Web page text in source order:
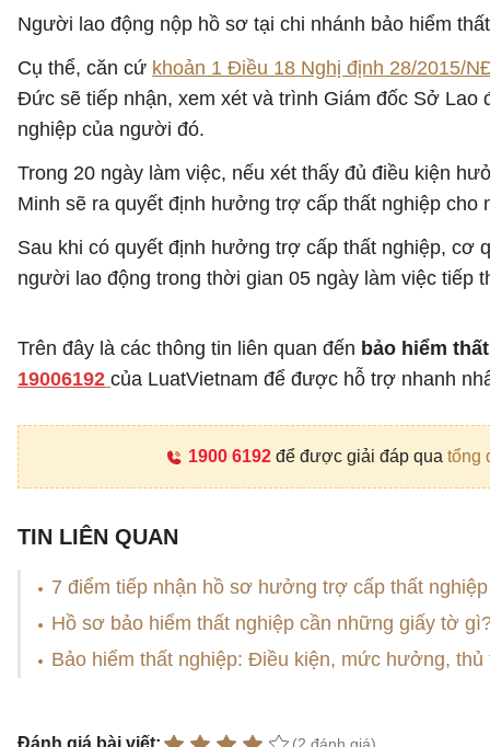
Người lao động nộp hồ sơ tại chi nhánh bảo hiểm
Cụ thể, căn cứ khoản 1 Điều 18 Nghị định 28/2015/
Đức sẽ tiếp nhận, xem xét và trình Giám đốc Sở
nghiệp của người đó.
Trong 20 ngày làm việc, nếu xét thấy đủ điều kiện
Minh sẽ ra quyết định hưởng trợ cấp thất nghiệp cho
Sau khi có quyết định hưởng trợ cấp thất nghiệp, cơ
người lao động trong thời gian 05 ngày làm việc tiếp
Trên đây là các thông tin liên quan đến bảo hiểm
19006192 của LuatVietnam để được hỗ trợ nhanh
1900 6192để được giải đáp qua tổng
TIN LIÊN QUAN
7 điểm tiếp nhận hồ sơ hưởng trợ cấp thất
Hồ sơ bảo hiểm thất nghiệp cần những giấy tờ
Bảo hiểm thất nghiệp: Điều kiện, mức hưởng,